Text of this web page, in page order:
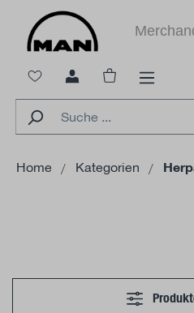
springen
Home Kategorien